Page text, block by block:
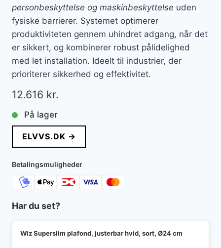
personbeskyttelse og maskinbeskyttelse uden
fysiske barrierer. Systemet optimerer
produktiviteten gennem uhindret adgang, når det
er sikkert, og kombinerer robust pålidelighed
med let installation. Ideelt til industrier, der
prioriterer sikkerhed og effektivitet.
12.616 kr.
På lager
ELVVS.DK →
Betalingsmuligheder
Har du set?
Wiz Superslim plafond, justerbar hvid, sort, Ø24 cm